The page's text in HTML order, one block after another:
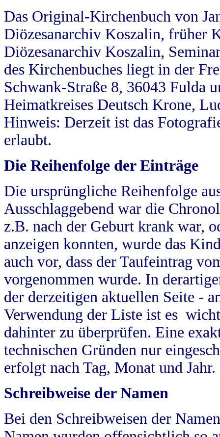
Das Original-Kirchenbuch von
Diözesanarchiv Koszalin, früher
Diözesanarchiv Koszalin,
des Kirchenbuches liegt in der
Schwank-Straße 8, 36043 Fulda
Heimatkreises Deutsch Krone,
Hinweis: Derzeit ist das
erlaubt.
Die Reihenfolge der Einträge
Die ursprüngliche Reihenfolge
Ausschlaggebend war die
z.B. nach der Geburt krank war,
anzeigen konnten, wurde das
auch vor, dass der Taufeintrag
vorgenommen wurde. In
der derzeitigen aktuellen Seite -
Verwendung der Liste ist es
dahinter zu überprüfen. Eine
technischen Gründen nur
erfolgt nach Tag, Monat und Jahr.
Schreibweise der Namen
Bei den Schreibweisen der